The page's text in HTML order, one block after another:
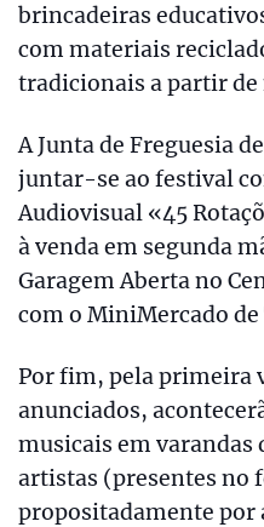
brincadeiras
com materiais
tradicionais a partir
A Junta de Freguesia
juntar-se ao festival
Audiovisual «45
à venda em segunda
Garagem Aberta no
com o MiniMercado de
Por fim, pela primeira
anunciados,
musicais em
artistas (presentes no
propositadamente por